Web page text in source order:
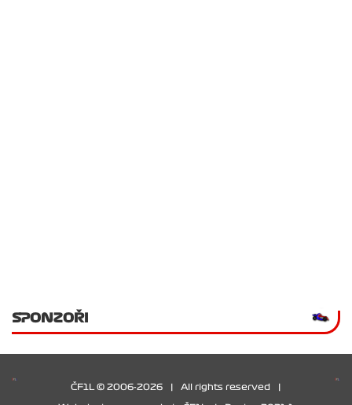
SPONZOŘI
ČF1L © 2006-2026 All rights reserved